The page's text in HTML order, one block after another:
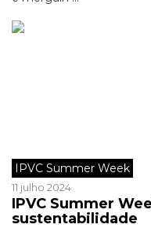
IPVC Summer Week
11 julho 2024
IPVC Summer
sustentabilidade